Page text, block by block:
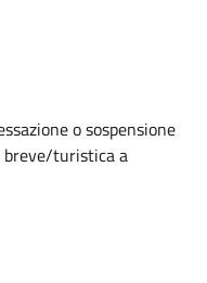
o sospensione
breve/turistica a